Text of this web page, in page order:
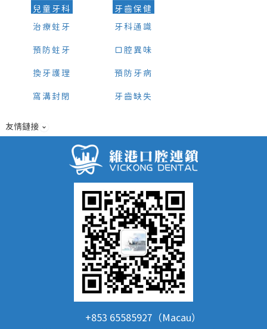
兒童牙科
治療蛀牙
預防蛀牙
換牙護理
窩溝封閉
牙齒保健
牙科通識
口腔異味
預防牙病
牙齒缺失
友情鏈接
+853 65585927（Macau）